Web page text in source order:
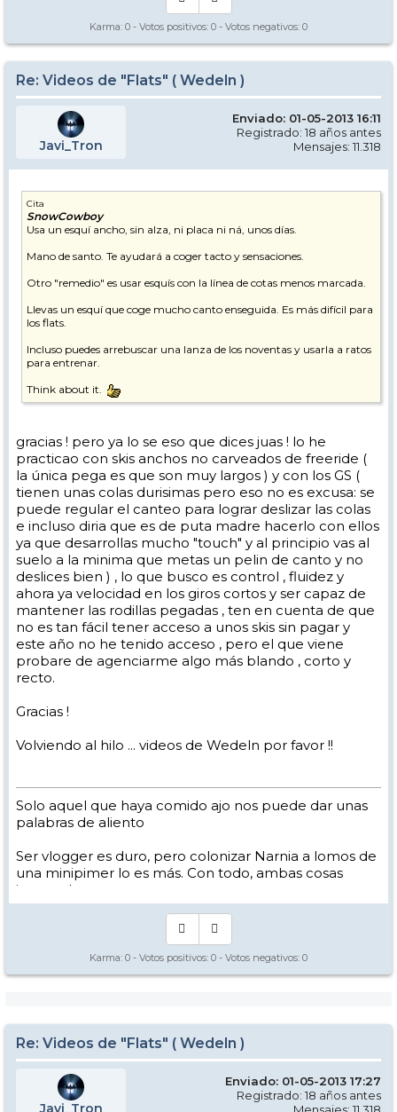
Los caminos del esquí son inescrotables ...
Karma: 0 - Votos positivos: 0 - Votos negativos: 0
Re: Videos de "Flats" ( Wedeln )
Javi_Tron
Enviado: 01-05-2013 16:11
Registrado: 18 años antes
Mensajes: 11.318
Cita
SnowCowboy
Usa un esquí ancho, sin alza, ni placa ni ná, unos días.
Mano de santo. Te ayudará a coger tacto y sensaciones.
Otro "remedio" es usar esquís con la línea de cotas menos marcada.
Llevas un esquí que coge mucho canto enseguida. Es más difícil para
los flats.
Incluso puedes arrebuscar una lanza de los noventas y usarla a ratos
para entrenar.
Think about it.
gracias ! pero ya lo se eso que dices juas ! lo he
practicao con skis anchos no carveados de freeride (
la única pega es que son muy largos ) y con los GS (
tienen unas colas durisimas pero eso no es excusa: se
puede regular el canteo para lograr deslizar las colas
e incluso diria que es de puta madre hacerlo con ellos
ya que desarrollas mucho "touch" y al principio vas al
suelo a la minima que metas un pelin de canto y no
deslices bien ) , lo que busco es control , fluidez y
ahora ya velocidad en los giros cortos y ser capaz de
mantener las rodillas pegadas , ten en cuenta de que
no es tan fácil tener acceso a unos skis sin pagar y
este año no he tenido acceso , pero el que viene
probare de agenciarme algo más blando , corto y
recto.
Gracias !
Volviendo al hilo ... videos de Wedeln por favor !!
Solo aquel que haya comido ajo nos puede dar unas
palabras de aliento
Ser vlogger es duro, pero colonizar Narnia a lomos de
una minipimer lo es más. Con todo, ambas cosas
intento hacer.
Yo hago esquí extremo : voy de extremo a extremo
Los caminos del esquí son inescrotables ...
Karma: 0 - Votos positivos: 0 - Votos negativos: 0
Re: Videos de "Flats" ( Wedeln )
Javi_Tron
Enviado: 01-05-2013 17:27
Registrado: 18 años antes
Mensajes: 11.318